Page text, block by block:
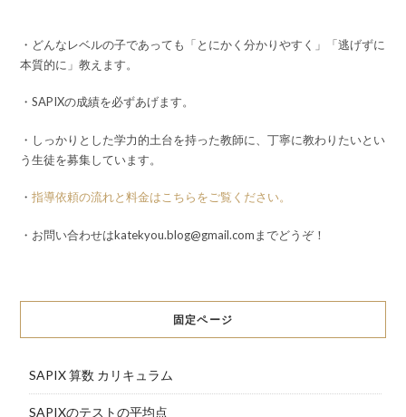
・どんなレベルの子であっても「とにかく分かりやすく」「逃げずに
本質的に」教えます。
・SAPIXの成績を必ずあげます。
・しっかりとした学力的土台を持った教師に、丁寧に教わりたいとい
う生徒を募集しています。
・ 指導依頼の流れと料金はこちらをご覧ください。
・お問い合わせはkatekyou.blog@gmail.comまでどうぞ！
固定ページ
SAPIX 算数 カリキュラム
SAPIXのテストの平均点